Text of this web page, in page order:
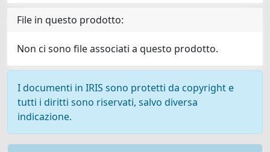
File in questo prodotto:
Non ci sono file associati a questo prodotto.
I documenti in IRIS sono protetti da copyright e
tutti i diritti sono riservati, salvo diversa
indicazione.